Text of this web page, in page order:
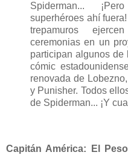
Spiderman...
superhéroes ahí
trepamuros
ceremonias en un
participan algunos de
cómic
renovada de
y Punisher. Todos
de Spiderman... ¡Y
Capitán América: El